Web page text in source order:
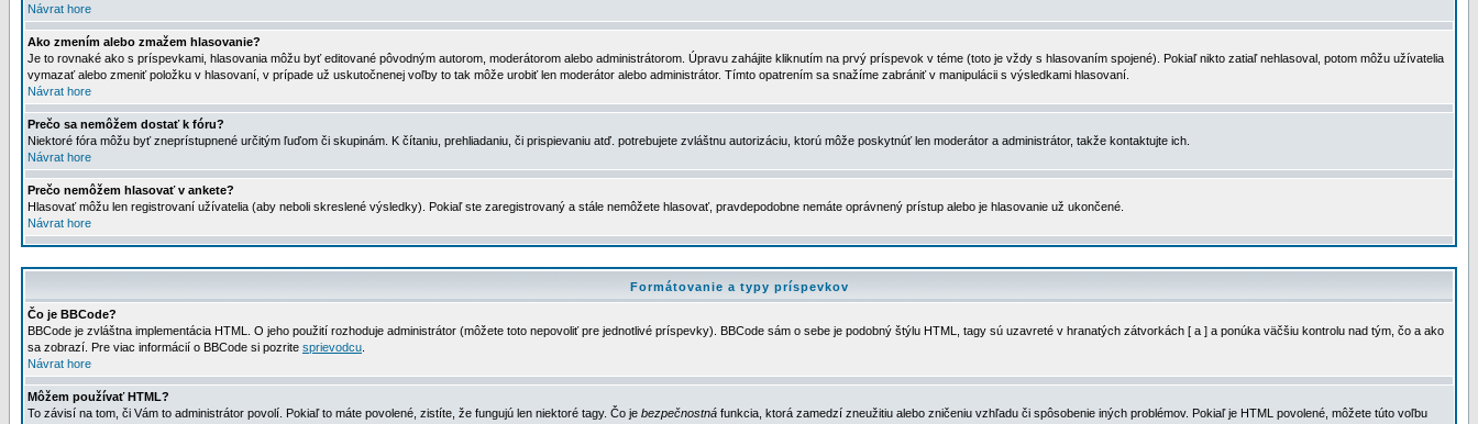
Návrat hore
Ako zmením alebo zmažem hlasovanie?
Je to rovnaké ako s príspevkami, hlasovania môžu byť editované pôvodným autorom, moderátorom alebo administrátorom. Úpravu zahájite kliknutím na prvý príspevok v téme (toto je vždy s hlasovaním spojené). Pokiaľ nikto zatiaľ nehlasoval, potom môžu užívatelia
vymazať alebo zmeniť položku v hlasovaní, v prípade už uskutočnenej voľby to tak môže urobiť len moderátor alebo administrátor. Tímto opatrením sa snažíme zabrániť v manipulácii s výsledkami hlasovaní.
Návrat hore
Prečo sa nemôžem dostať k fóru?
Niektoré fóra môžu byť zneprístupnené určitým ľuďom či skupinám. K čítaniu, prehliadaniu, či prispievaniu atď. potrebujete zvláštnu autorizáciu, ktorú môže poskytnúť len moderátor a administrátor, takže kontaktujte ich.
Návrat hore
Prečo nemôžem hlasovať v ankete?
Hlasovať môžu len registrovaní užívatelia (aby neboli skreslené výsledky). Pokiaľ ste zaregistrovaný a stále nemôžete hlasovať, pravdepodobne nemáte oprávnený prístup alebo je hlasovanie už ukončené.
Návrat hore
Formátovanie a typy príspevkov
Čo je BBCode?
BBCode je zvláštna implementácia HTML. O jeho použití rozhoduje administrátor (môžete toto nepovoliť pre jednotlivé príspevky). BBCode sám o sebe je podobný štýlu HTML, tagy sú uzavreté v hranatých zátvorkách [ a ] a ponúka väčšiu kontrolu nad tým, čo a ako
sa zobrazí. Pre viac informácií o BBCode si pozrite sprievodcu
Návrat hore
Môžem používať HTML?
To závisí na tom, či Vám to administrátor povolí. Pokiaľ to máte povolené, zistíte, že fungujú len niektoré tagy. Čo je bezpečnostná funkcia, ktorá zamedzí zneužitiu alebo zničeniu vzhľadu či spôsobenie iných problémov. Pokiaľ je HTML povolené, môžete túto voľbu